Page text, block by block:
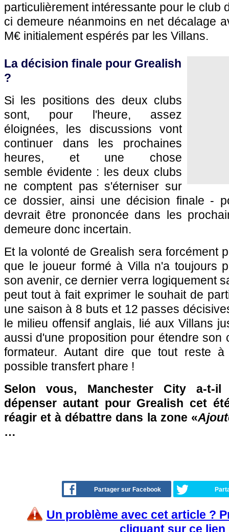
particulièrement intéressante pour le club
ci demeure néanmoins en net décalage
M€ initialement espérés par les Villans.
La décision finale pour Grealish
?
Si les positions des deux clubs
sont, pour l'heure, assez
éloignées, les discussions vont
continuer dans les prochaines
heures, et une chose
semble évidente : les deux clubs
ne comptent pas s'éterniser sur
ce dossier, ainsi une décision finale -
devrait être prononcée dans les
demeure donc incertain.
Et la volonté de Grealish sera forcément
que le joueur formé à Villa n'a toujours
son avenir, ce dernier verra logiquement
peut tout à fait exprimer le souhait de
une saison à 8 buts et 12 passes
le milieu offensif anglais, lié aux Villans
aussi d'une proposition pour étendre son
formateur. Autant dire que tout reste
possible transfert phare !
Selon vous, Manchester City a-t-
dépenser autant pour Grealish cet
réagir et à débattre dans la zone «
…
Partager sur Facebook
Un problème avec cet article ?
cliquant sur ce lien